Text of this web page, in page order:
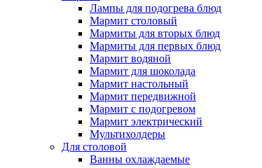
Лампы для подогрева блюд
Мармит столовый
Мармиты для вторых блюд
Мармиты для первых блюд
Мармит водяной
Мармит для шоколада
Мармит настольный
Мармит передвижной
Мармит с подогревом
Мармит электрический
Мультихолдеры
Для столовой
Ванны охлаждаемые